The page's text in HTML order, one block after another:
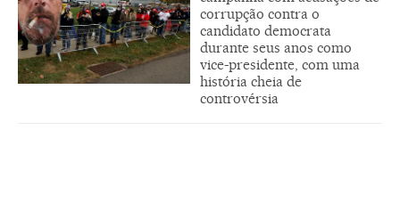
corrupção contra o
candidato democrata
durante seus anos como
vice-presidente, com uma
história cheia de
controvérsia